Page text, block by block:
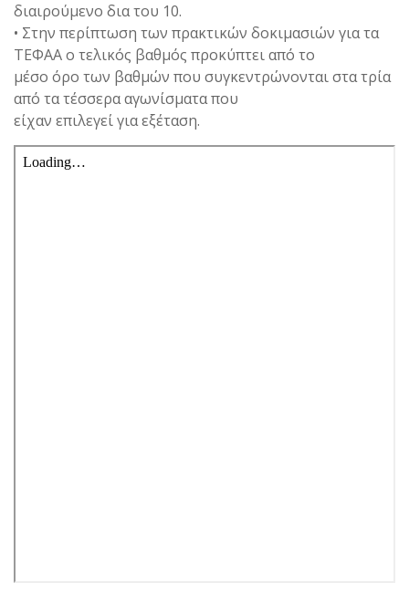
διαιρούμενο δια του 10.
• Στην περίπτωση των πρακτικών δοκιμασιών για τα
ΤΕΦΑΑ ο τελικός βαθμός προκύπτει από το
μέσο όρο των βαθμών που συγκεντρώνονται στα τρία
από τα τέσσερα αγωνίσματα που
είχαν επιλεγεί για εξέταση.